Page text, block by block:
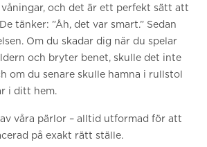
och det är ett perfekt sätt att
tänker: ”Åh, det var smart.” Sedan
Om du skadar dig när du spelar
och bryter benet, skulle det inte
om du senare skulle hamna i rullstol
i ditt hem.
våra pärlor – alltid utformad för att
på exakt rätt ställe.